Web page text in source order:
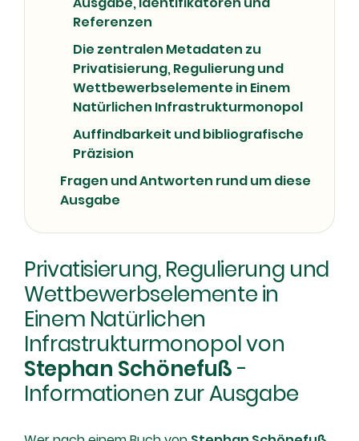
Referenzen
Die zentralen Metadaten zu
Privatisierung, Regulierung und
Wettbewerbselemente in Einem
Natürlichen Infrastrukturmonopol
Auffindbarkeit und bibliografische
Präzision
Fragen und Antworten rund um diese
Ausgabe
Privatisierung, Regulierung und
Wettbewerbselemente in
Einem Natürlichen
Infrastrukturmonopol von
Stephan Schönefuß-
Informationen zur Ausgabe